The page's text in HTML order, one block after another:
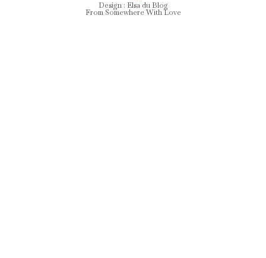
Design : Elsadu Blog
From Somewhere With Love